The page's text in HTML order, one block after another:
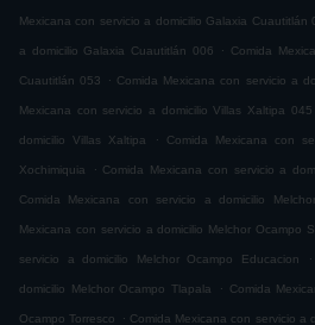
Mexicana con servicio a domicilio Galaxia Cuautitlán
a domicilio Galaxia Cuautitlán 006 . Comida
Cuautitlán 053 . Comida Mexicana con servicio a
Mexicana con servicio a domicilio Villas Xaltipa 045
domicilio Villas Xaltipa . Comida Mexicana con
Xochimiquia . Comida Mexicana con servicio a
Comida Mexicana con servicio a domicilio
Mexicana con servicio a domicilio Melchor Ocampo
servicio a domicilio Melchor Ocampo Educacion .
domicilio Melchor Ocampo Tlapala . Comida
Ocampo Torresco . Comida Mexicana con servicio a